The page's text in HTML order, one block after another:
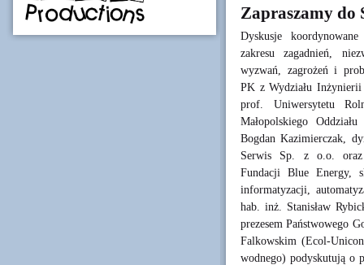
Zapraszamy
Dyskusje
zakresu zagadnień,
wyzwań, zagrożeń i
PK z Wydziału
prof. Uniwersytetu
Małopolskiego
Bogdan Kazimierczak,
Serwis Sp. z o.o. oraz
Fundacji Blue Energy,
informatyzacji,
hab. inż. Stanisław
prezesem Państwowego
Falkowskim (Ecol-
wodnego) podyskutują o